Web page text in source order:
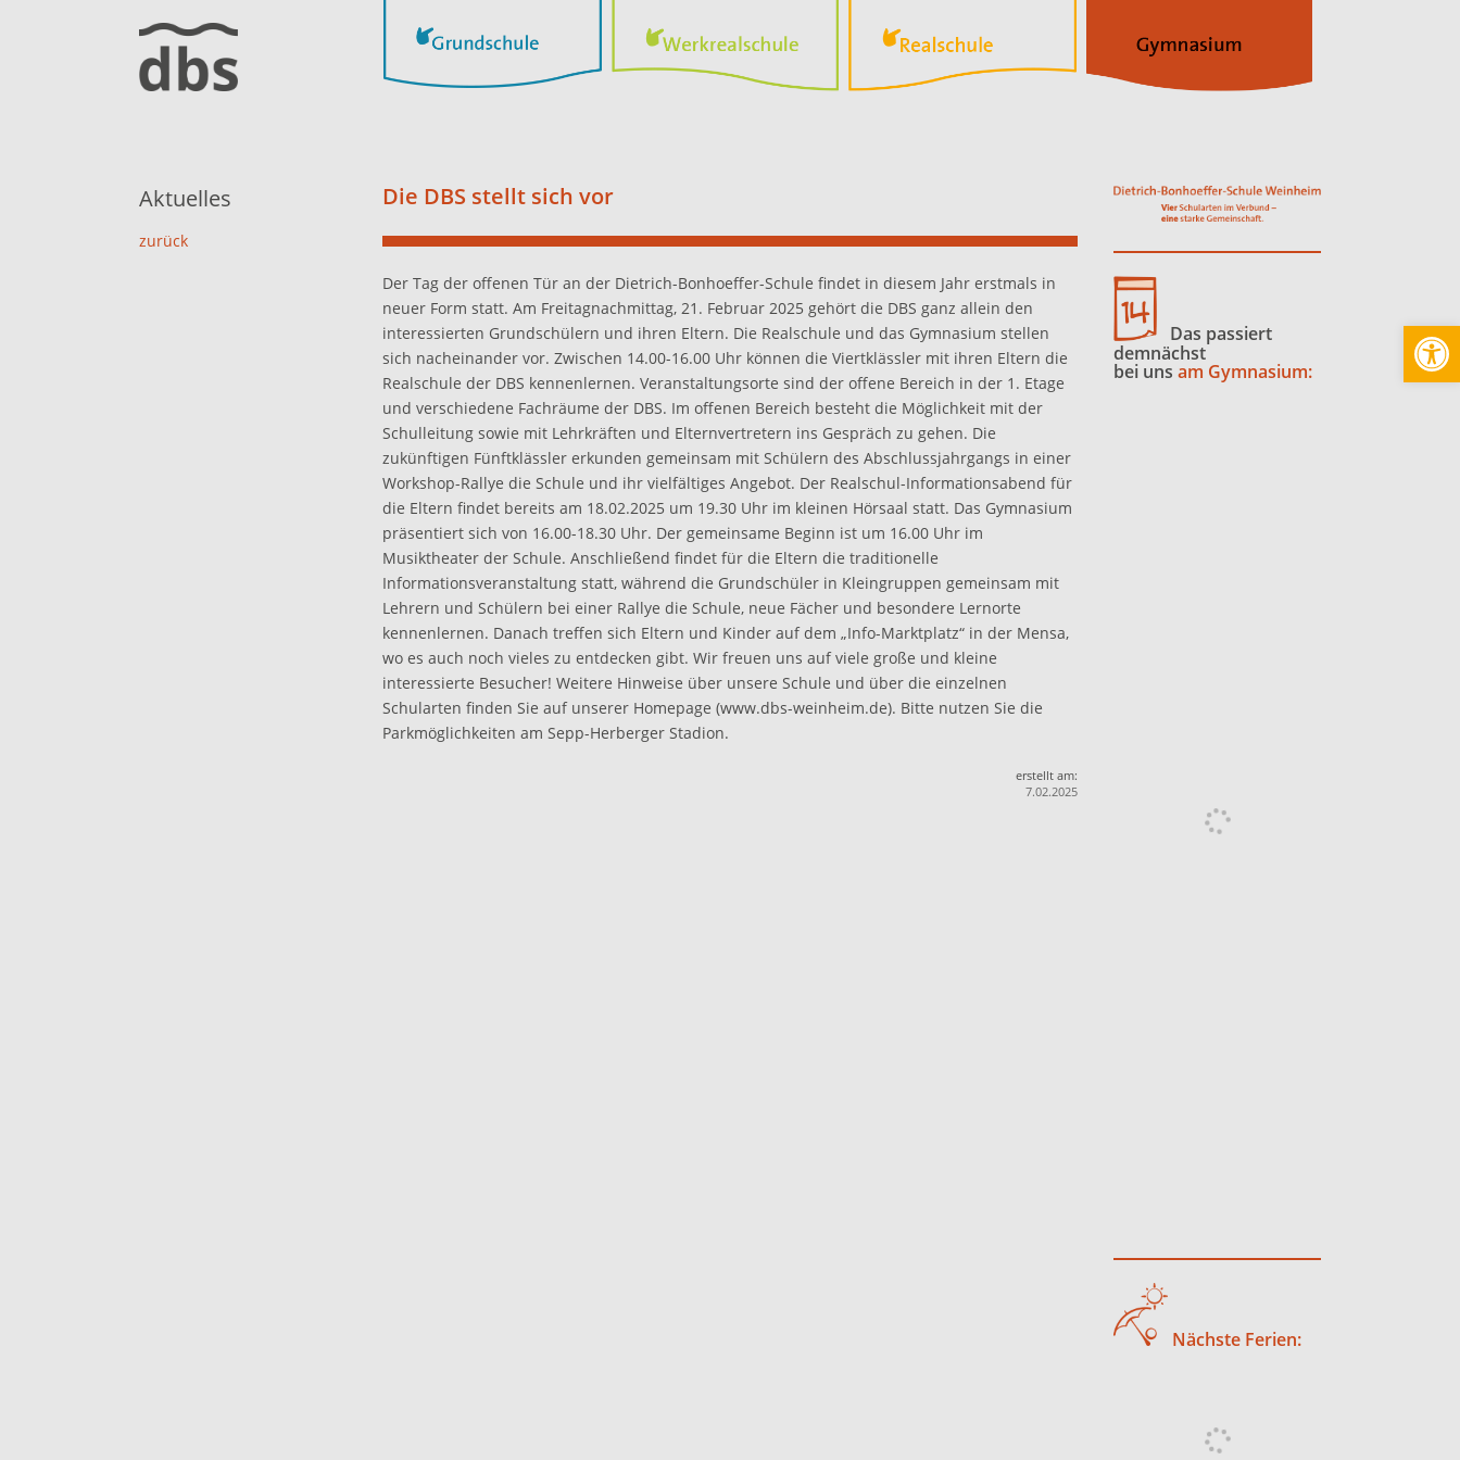
Aktuelles
zurück
Die DBS stellt sich vor
Der Tag der offenen Tür an der Dietrich-Bonhoeffer-Schule findet in diesem Jahr erstmals in
neuer Form statt. Am Freitagnachmittag, 21. Februar 2025 gehört die DBS ganz allein den
interessierten Grundschülern und ihren Eltern. Die Realschule und das Gymnasium stellen
sich nacheinander vor. Zwischen 14.00-16.00 Uhr können die Viertklässler mit ihren Eltern die
Realschule der DBS kennenlernen. Veranstaltungsorte sind der offene Bereich in der 1. Etage
und verschiedene Fachräume der DBS. Im offenen Bereich besteht die Möglichkeit mit der
Schulleitung sowie mit Lehrkräften und Elternvertretern ins Gespräch zu gehen. Die
zukünftigen Fünftklässler erkunden gemeinsam mit Schülern des Abschlussjahrgangs in einer
Workshop-Rallye die Schule und ihr vielfältiges Angebot. Der Realschul-Informationsabend für
die Eltern findet bereits am 18.02.2025 um 19.30 Uhr im kleinen Hörsaal statt. Das Gymnasium
präsentiert sich von 16.00-18.30 Uhr. Der gemeinsame Beginn ist um 16.00 Uhr im
Musiktheater der Schule. Anschließend findet für die Eltern die traditionelle
Informationsveranstaltung statt, während die Grundschüler in Kleingruppen gemeinsam mit
Lehrern und Schülern bei einer Rallye die Schule, neue Fächer und besondere Lernorte
kennenlernen. Danach treffen sich Eltern und Kinder auf dem „Info-Marktplatz“ in der Mensa,
wo es auch noch vieles zu entdecken gibt. Wir freuen uns auf viele große und kleine
interessierte Besucher! Weitere Hinweise über unsere Schule und über die einzelnen
Schularten finden Sie auf unserer Homepage (www.dbs-weinheim.de). Bitte nutzen Sie die
Parkmöglichkeiten am Sepp-Herberger Stadion.
erstellt am:
7.02.2025
Das passiert
demnächst
bei uns am Gymnasium:
Nächste Ferien: